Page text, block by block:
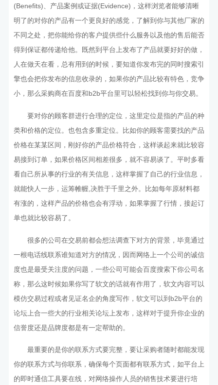
(Benefits)、产品案例或证据(Evidence)，这样浏览者能够清晰
明了的对你的产品有一个更良好的感觉，了解到你与其他厂家的
不同之处，把你能给你的客户提供些什么服务以及他的售后能否
得到保证都传递给他。既然到平台上发布了产品就要好好的做，
人在做天在看，总有用到的时候，要知道你发布完的同时搜索引
擎也会把你发布的信息收录的，如果你的产品比较有特色，竞争
小，那么采购商在百度和b2b平台里可以轻松找到你与你交易。
要对你的顾客群进行合理的定位，这里定位是指的产品的种
类和价格的定位。也包含多重定位。比如你的顾客需要找的产品
价格在某某区间，刚好你的产品价格符合，这样谈起来就比较容
易接到订单，如果价格区间相差很多，就不容易谈了。平时多看
看自己所从事的行业的有关信息，这样掌握了自己的行业信息，
就能快人一步，运筹帷幄,决胜于千里之外。比如每年原材料都
有涨的，这样产品的价格也会有浮动，如果掌握了行情，接起订
单也就比较容易了。
很多的公司在交易前都会想法调查下对方的背景，毕竟通过
一根电话线联系谁知道对方的情况，因而网络上一个公司的诚信
度也是最受关注度的问题，一些公司可能会百度搜索下你公司名
称，那么这时候如果你写了软文的话就有作用了，软文内容可以
模仿交易过程或者见证名企的角度写作，软文可以到b2b平台的
论坛上合一些大的行业相关论坛上发布，这样对于提升你企业的
信誉度还是品牌度都是有一定帮助的。
最重要的是你的联系方式要完整，要让采购者随时都能发现
你的联系方式与你联系，确保每个页面都有联系方式，如平台上
的即时通信工具要在线，对网络操作人员的销售技术要进行培